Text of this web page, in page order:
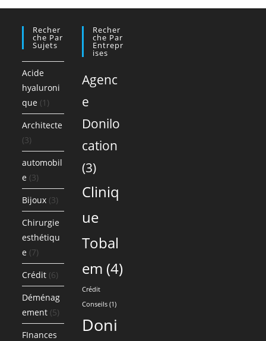
Recher
Che Par
Sujets
Acide
hyaluroni
que (1)
Architecte
(3)
automobil
e (3)
Bijoux (3)
Chirurgie
esthétiqu
e (7)
Crédit (6)
Déménag
ement (5)
FInances
Recher
Che Par
Entrepr
Ises
Agenc
e
Donilo
cation
(3)
Cliniq
ue
Tobal
em (4)
Crédit
Conseils (1)
Doni